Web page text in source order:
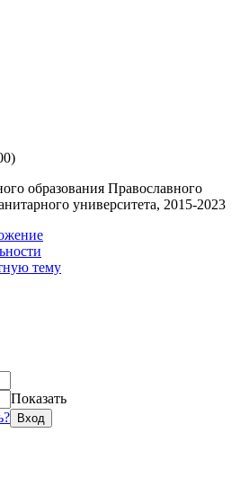
образования Православного
университета, 2015-2023
тему
Показать